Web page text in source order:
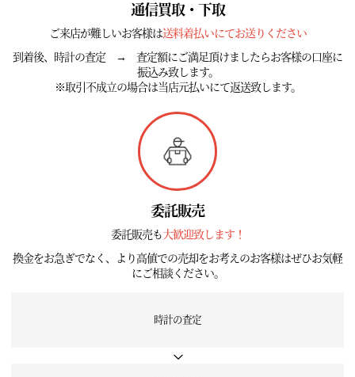
通信買取・下取
ご来店が難しいお客様は送料着払いにてお送りください
到着後、時計の査定 → 査定額にご満足頂けましたらお客様の口座に
振込み致します。
※取引不成立の場合は当店元払いにて返送致します。
委託販売
委託販売も大歓迎致します！
換金をお急ぎでなく、より高値での売却をお考えのお客様はぜひお気軽
にご相談ください。
時計の査定